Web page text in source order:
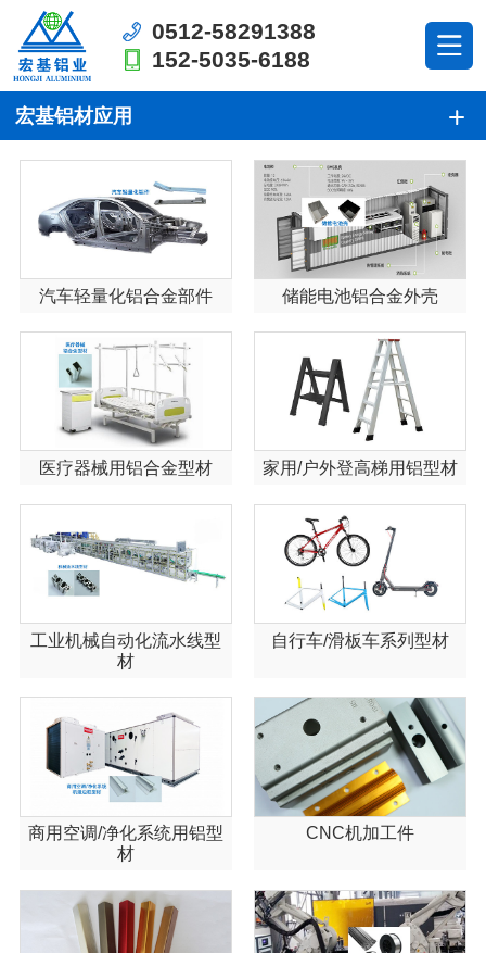
0512-58291388
152-5035-6188
宏基铝材应用
汽车轻量化铝合金部件 储能电池铝合金外壳
医疗器械用铝合金型材 家用/户外登高梯用铝型材
工业机械自动化流水线型
材
自行车/滑板车系列型材
商用空调/净化系统用铝型
材
CNC机加工件